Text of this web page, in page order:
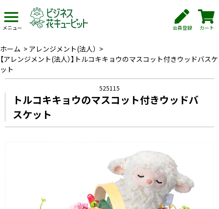
メニュー 会員登録 カート
ホーム > アレンジメント(法人） >
【アレンジメント(法人）】トルコキキョウのマスコット付きウッドバスケ
ット
525115
トルコキキョウのマスコット付きウッドバ
スケット